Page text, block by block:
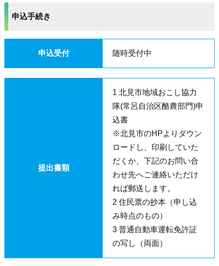
申込手続き
申込受付 随時受付中
提出書類
1 北見市地域おこし協力
隊(常呂自治区酪農部門)申
込書
※北見市のHPよりダウン
ロードし、印刷していた
だくか、下記のお問い合
わせ先へご連絡いただけ
れば郵送します。
2 住民票の抄本（申し込
み時点のもの）
3 普通自動車運転免許証
の写し（両面）